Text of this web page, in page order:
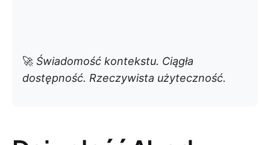
🚀 Świadomość kontekstu. Ciągła
dostępność. Rzeczywista użyteczność.